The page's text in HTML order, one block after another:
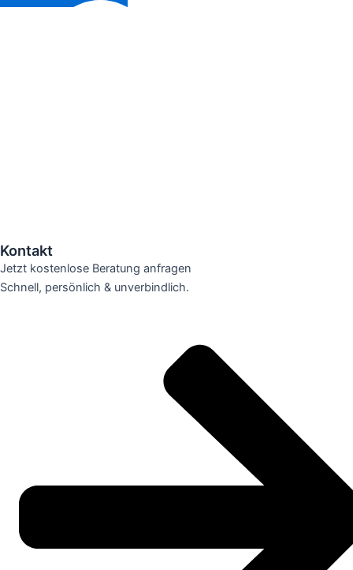
Kontakt
Jetzt kostenlose Beratung anfragen
Schnell, persönlich & unverbindlich.